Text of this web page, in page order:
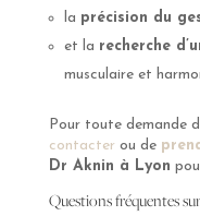
la précision du
et la recherche
musculaire et
Pour toute demande
contacter ou de
Dr Aknin à Lyon
Questions fréquentes